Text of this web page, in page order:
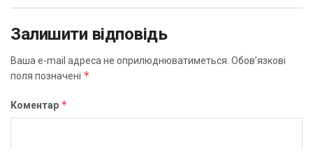
Залишити відповідь
Ваша e-mail адреса не оприлюднюватиметься. Обов’язкові
поля позначені *
Коментар *